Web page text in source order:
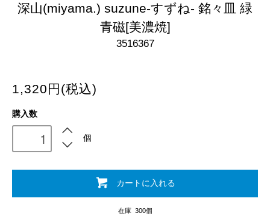
深山(miyama.) suzune-すずね- 銘々皿 緑
青磁[美濃焼]
3516367
1,320円(税込)
購入数
個
カートに入れる
在庫 300個